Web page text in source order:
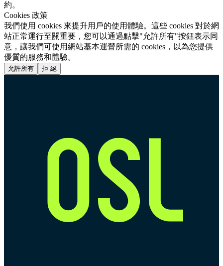
約。
Cookies 政策
我們使用 cookies 來提升用戶的使用體驗。這些 cookies 對於網
站正常運行至關重要，您可以通過點擊"允許所有"按鈕表示同
意，讓我們可使用網站基本運營所需的 cookies，以為您提供
優質的服務和體驗。
允許所有 拒 絕